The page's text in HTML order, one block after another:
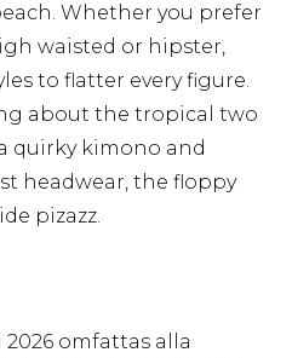
Whether you prefer
waisted or hipster,
to flatter every figure.
about the tropical two
quirky kimono and
headwear, the floppy
pizazz.
2026 omfattas alla